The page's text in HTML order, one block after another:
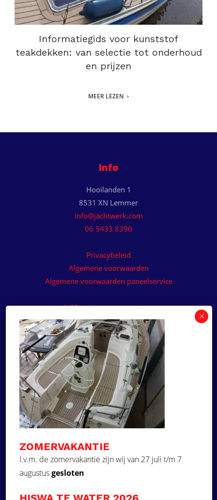
Informatiegids voor kunststof
teakdekken: van selectie tot onderhoud
en prijzen
MEER LEZEN
Info
Hooilanden 1
8531 XN Lemmer
info@jachtwerk.com
06 5433 8390
Privacybeleid
Algemene voorwaarden
Algemene voorwaarden paneelservice
Offerte aanvragen
Wilt u een prijsvoorstel op maat ontvangen voor
een kunststof teakdek voor uw boot? Vraag een
vrijblijvende offerte aan!
Offerte aanvragen
Ga naar
Over ons
Projecten
ZOMERVAKANTIE
I.v.m. de zomervakantie zijn wij van 27 juli t/m 7
augustusgesloten
×
Deze website maakt
gebruik van cookies.
Deze website gebruikt cookies om uw
gebruikerservaring te verbeteren. Door
onze website te gebruiken, stemt u in met
alle cookies in overeenstemming met ons
STRIKT NOODZAKELIJK
PRESTATIE